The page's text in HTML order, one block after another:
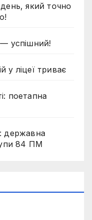
який точно
— успішний!
у ліцеї триває
поетапна
державна
84 ПМ